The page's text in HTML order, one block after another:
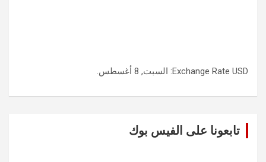
Exchange Rate USD : السبت, 8 أغسطس.
تابعونا على الفيس بوك